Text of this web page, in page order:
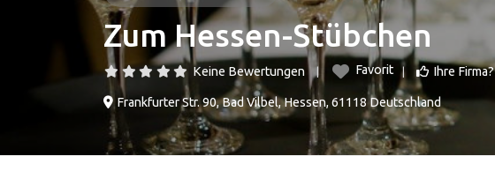
Zum Hessen-Stübchen
Keine Bewertungen Favorit Ihre Firma?
Frankfurter Str. 90,Bad Vilbel,Hessen, 61118 Deutschland